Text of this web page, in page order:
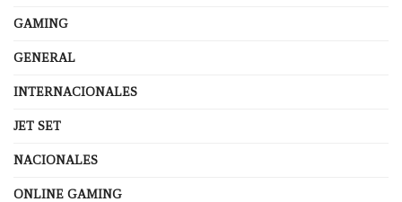
GAMING
GENERAL
INTERNACIONALES
JET SET
NACIONALES
ONLINE GAMING